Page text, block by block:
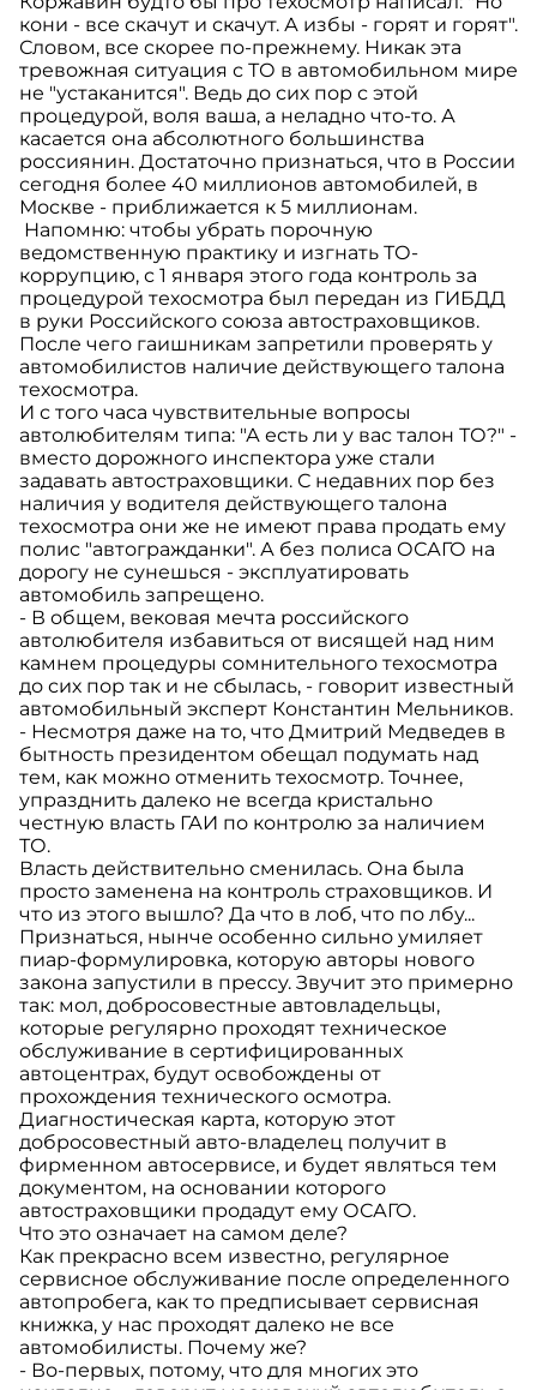
кони - все скачут и скачут. А избы - горят и горят".
Словом, все скорее по-прежнему. Никак эта
тревожная ситуация с ТО в автомобильном мире
не "устаканится". Ведь до сих пор с этой
процедурой, воля ваша, а неладно что-то. А
касается она абсолютного большинства
россиянин. Достаточно признаться, что в России
сегодня более 40 миллионов автомобилей, в
Москве - приближается к 5 миллионам.
Напомню: чтобы убрать порочную
ведомственную практику и изгнать ТО-
коррупцию, с 1 января этого года контроль за
процедурой техосмотра был передан из ГИБДД
в руки Российского союза автостраховщиков.
После чего гаишникам запретили проверять у
автомобилистов наличие действующего талона
техосмотра.
И с того часа чувствительные вопросы
автолюбителям типа: "А есть ли у вас талон ТО?" -
вместо дорожного инспектора уже стали
задавать автостраховщики. С недавних пор без
наличия у водителя действующего талона
техосмотра они же не имеют права продать ему
полис "автогражданки". А без полиса ОСАГО на
дорогу не сунешься - эксплуатировать
автомобиль запрещено.
- В общем, вековая мечта российского
автолюбителя избавиться от висящей над ним
камнем процедуры сомнительного техосмотра
до сих пор так и не сбылась, - говорит известный
автомобильный эксперт Константин Мельников.
- Несмотря даже на то, что Дмитрий Медведев в
бытность президентом обещал подумать над
тем, как можно отменить техосмотр. Точнее,
упразднить далеко не всегда кристально
честную власть ГАИ по контролю за наличием
ТО.
Власть действительно сменилась. Она была
просто заменена на контроль страховщиков. И
что из этого вышло? Да что в лоб, что по лбу...
Признаться, нынче особенно сильно умиляет
пиар-формулировка, которую авторы нового
закона запустили в прессу. Звучит это примерно
так: мол, добросовестные автовладельцы,
которые регулярно проходят техническое
обслуживание в сертифицированных
автоцентрах, будут освобождены от
прохождения технического осмотра.
Диагностическая карта, которую этот
добросовестный авто-владелец получит в
фирменном автосервисе, и будет являться тем
документом, на основании которого
автостраховщики продадут ему ОСАГО.
Что это означает на самом деле?
Как прекрасно всем известно, регулярное
сервисное обслуживание после определенного
автопробега, как то предписывает сервисная
книжка, у нас проходят далеко не все
автомобилисты. Почему же?
- Во-первых, потому, что для многих это